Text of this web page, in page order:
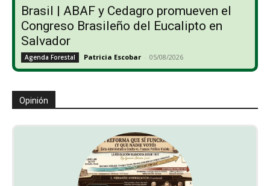
Brasil | ABAF y Cedagro promueven el
Congreso Brasileño del Eucalipto en
Salvador
Agenda Forestal Patricia Escobar - 05/08/2026
Opinión